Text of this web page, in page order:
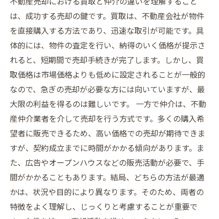
は、成功する売却の鍵です。買取は、不動産会社が物件
を直接購入する方法であり、迅速な取引が可能です。具
体的には、物件の査定を行い、納得のいく価格が提示さ
れると、短期間で売却手続きが完了します。しかし、買
取価格は市場価格よりも低めに設定されることが一般的
なので、急ぎの売却が必要な方には向いていますが、最
大限の利益を得るのは難しいです。 一方で仲介は、不動
産仲介業者を介して売却を行う方式です。多くの購入希
望者に販売できるため、高い価格での売却が期待できま
すが、契約成立までに時間がかかる傾向があります。ま
た、広告やオープンハウスなどの販売活動が必要で、手
間がかかることもあります。結局、どちらの方法が最適
かは、状況や目的により異なります。そのため、両者の
特徴をよく理解し、じっくりと考慮することが重要で